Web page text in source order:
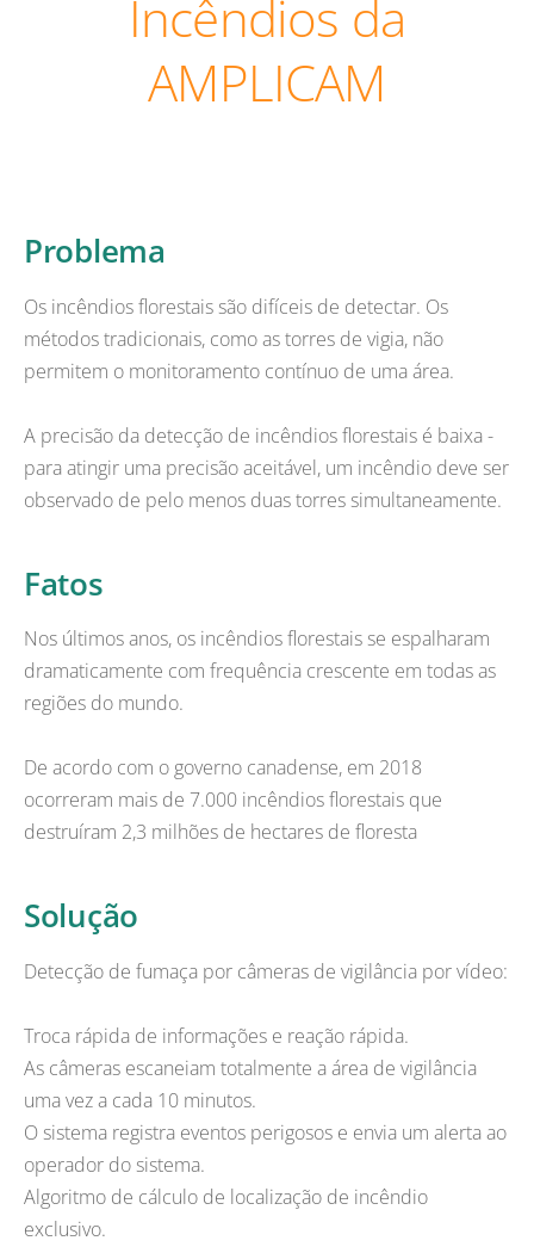
Incêndios da
AMPLICAM
Problema
Os incêndios florestais são difíceis de detectar. Os
métodos tradicionais, como as torres de vigia, não
permitem o monitoramento contínuo de uma área.
A precisão da detecção de incêndios florestais é baixa -
para atingir uma precisão aceitável, um incêndio deve ser
observado de pelo menos duas torres simultaneamente.
Fatos
Nos últimos anos, os incêndios florestais se espalharam
dramaticamente com frequência crescente em todas as
regiões do mundo.
De acordo com o governo canadense, em 2018
ocorreram mais de 7.000 incêndios florestais que
destruíram 2,3 milhões de hectares de floresta
Solução
Detecção de fumaça por câmeras de vigilância por vídeo:
Troca rápida de informações e reação rápida.
As câmeras escaneiam totalmente a área de vigilância
uma vez a cada 10 minutos.
O sistema registra eventos perigosos e envia um alerta ao
operador do sistema.
Algoritmo de cálculo de localização de incêndio
exclusivo.